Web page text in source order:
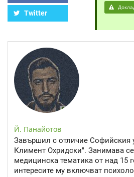
Twitter
Й. Панайотов
Завършил с отличие Софийския
Климент Охридски". Занимава
медицинска тематика от над 15
интересите му включват